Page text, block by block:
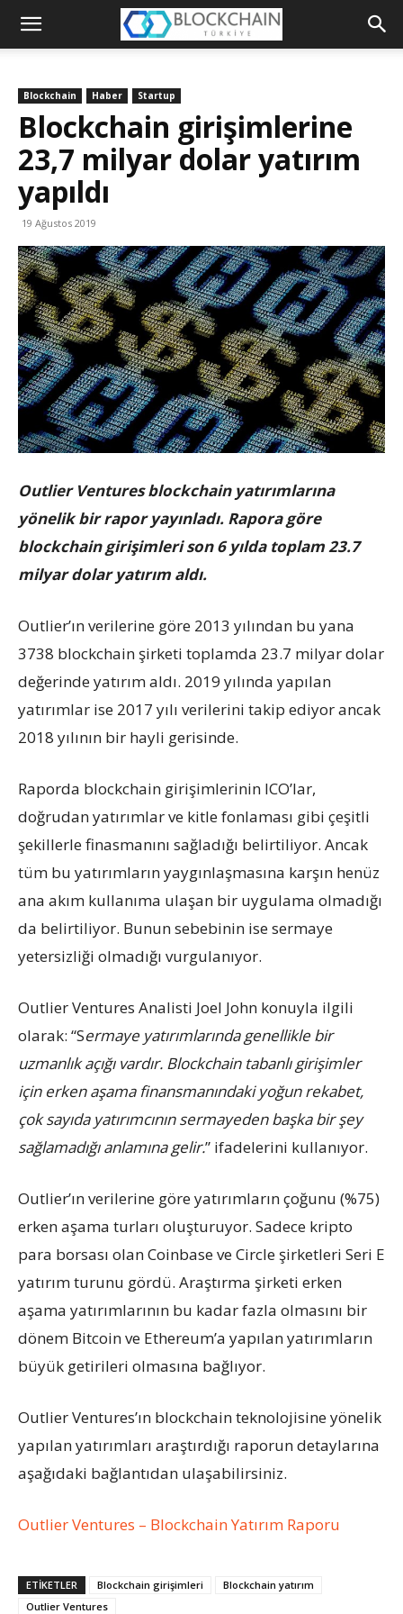
Blockchain
Platformu
Blockchain Haber Startup
Blockchain girişimlerine
23,7 milyar dolar yatırım
yapıldı
19 Ağustos 2019
Outlier Ventures blockchain yatırımlarına
yönelik bir rapor yayınladı. Rapora göre
blockchain girişimleri son 6 yılda toplam 23.7
milyar dolar yatırım aldı.
Outlier’ın verilerine göre 2013 yılından bu yana
3738 blockchain şirketi toplamda 23.7 milyar dolar
değerinde yatırım aldı. 2019 yılında yapılan
yatırımlar ise 2017 yılı verilerini takip ediyor ancak
2018 yılının bir hayli gerisinde.
Raporda blockchain girişimlerinin ICO’lar,
doğrudan yatırımlar ve kitle fonlaması gibi çeşitli
şekillerle finasmanını sağladığı belirtiliyor. Ancak
tüm bu yatırımların yaygınlaşmasına karşın henüz
ana akım kullanıma ulaşan bir uygulama olmadığı
da belirtiliyor. Bunun sebebinin ise sermaye
yetersizliği olmadığı vurgulanıyor.
Outlier Ventures Analisti Joel John konuyla ilgili
olarak: “Sermaye yatırımlarında genellikle bir
uzmanlık açığı vardır. Blockchain tabanlı girişimler
için erken aşama finansmanındaki yoğun rekabet,
çok sayıda yatırımcının sermayeden başka bir şey
sağlamadığı anlamına gelir.” ifadelerini kullanıyor.
Outlier’ın verilerine göre yatırımların çoğunu (%75)
erken aşama turları oluşturuyor. Sadece kripto
para borsası olan Coinbase ve Circle şirketleri Seri E
yatırım turunu gördü. Araştırma şirketi erken
aşama yatırımlarının bu kadar fazla olmasını bir
dönem Bitcoin ve Ethereum’a yapılan yatırımların
büyük getirileri olmasına bağlıyor.
Outlier Ventures’ın blockchain teknolojisine yönelik
yapılan yatırımları araştırdığı raporun detaylarına
aşağıdaki bağlantıdan ulaşabilirsiniz.
Outlier Ventures – Blockchain Yatırım Raporu
ETIKETLER Blockchain girişimleri
Blockchain yatırım
Outlier Ventures